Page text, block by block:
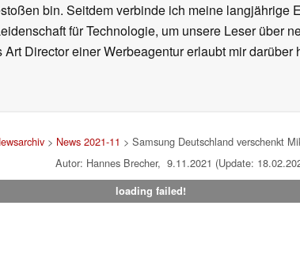
bin. Seitdem verbinde ich meine langjährige
für Technologie, um unsere Leser über
Director einer Werbeagentur erlaubt mir
> News 2021-11 > Samsung Deutschland verschenkt
Autor: Hannes Brecher, 9.11.2021 (Update:
loading failed!